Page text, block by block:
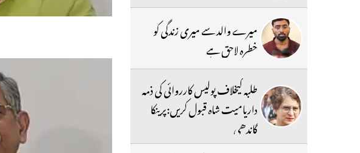
میرے والد سے میری زندگی کو
خطرہ لاحق ہے
طلبہ کیخلاف پولیس کارروائی کی ذمہ
داریامیت شاہ قبول کریں:پرینکا
گاندھی